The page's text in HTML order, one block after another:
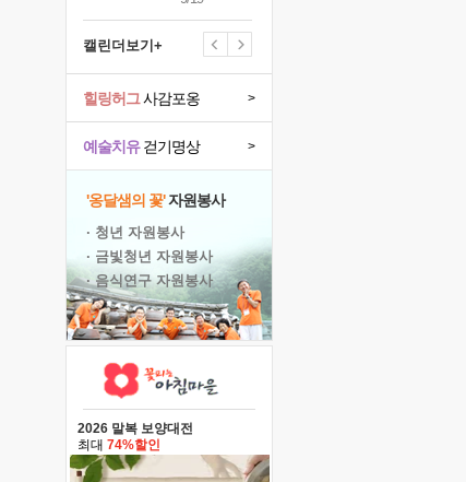
캘린더보기+
예술치유걷기명상 >
힐링허그사감포옹 >
'옹달샘의 꽃'자원봉사
· 청년 자원봉사
· 금빛청년 자원봉사
· 음식연구 자원봉사
2026 말복 보양대전
최대 74%할인